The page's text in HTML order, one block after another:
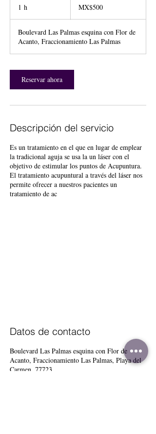
1 h
pesosMX$500
Boulevard Las Palmas esquina con Flor de
Acanto, Fraccionamiento Las Palmas
Reservar ahora
Descripción del servicio
Es un tratamiento en el que en lugar de emplear
la tradicional aguja se usa la un láser con el
objetivo de estimular los puntos de Acupuntura.
El tratamiento acupuntural a través del láser nos
permite ofrecer a nuestros pacientes un
tratamiento de ac
Datos de contacto
Boulevard Las Palmas esquina con Flor de
Acanto, Fraccionamiento Las Palmas, Playa del
Carmen, 77723